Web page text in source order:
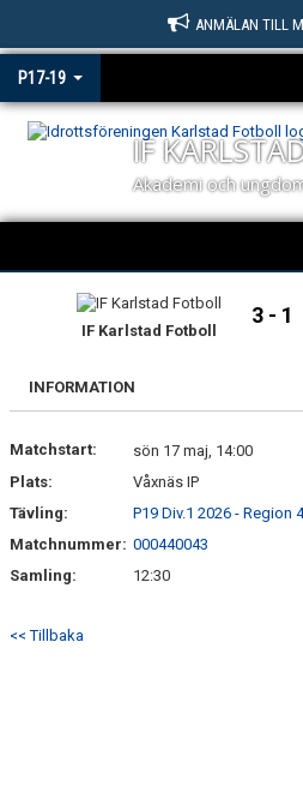
ANMÄLAN TILL
P17-19
IF
Akademi och
IF KARLSTAD FOTBOLL P17 / P19
KALENDER
MATCHER P17 & P19
KONTAKT
IF Karlstad Fotboll
3 - 1
INFORMATION
Matchstart:
sön 17 maj, 14:00
Plats:
Våxnäs IP
Tävling:
P19 Div.1 2026 - Region 4
Matchnummer: 000440043
Samling:
12:30
<< Tillbaka